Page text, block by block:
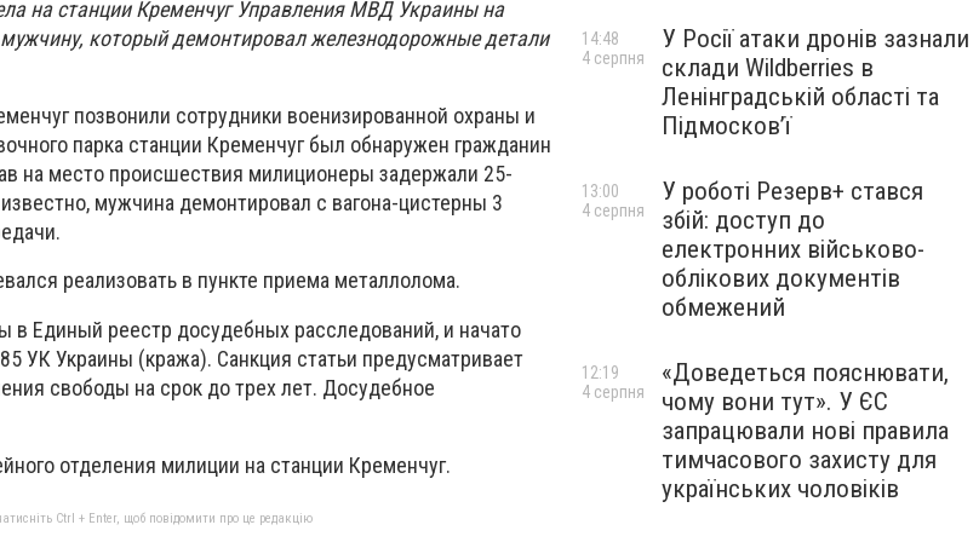
на станции Кременчуг Управления МВД Украины на
который демонтировал железнодорожные детали
позвонили сотрудники военизированной охраны и
парка станции Кременчуг был обнаружен гражданин
на место происшествия милиционеры задержали 25-
мужчина демонтировал с вагона-цистерны 3
реализовать в пункте приема металлолома.
Единый реестр досудебных расследований, и начато
УК Украины (кража). Санкция статьи предусматривает
свободы на срок до трех лет. Досудебное
отделения милиции на станции Кременчуг.
Ctrl + Enter, щоб повідомити про це редакцію
У Росії атаки дронів зазнали
склади Wildberries в
Ленінградській області та
Підмосков’ї
14:48
4 серпня
У роботі Резерв+ стався
збій: доступ до
електронних військово-
облікових документів
обмежений
13:00
4 серпня
«Доведеться пояснювати,
чому вони тут». У ЄС
запрацювали нові правила
тимчасового захисту для
українських чоловіків
12:19
4 серпня